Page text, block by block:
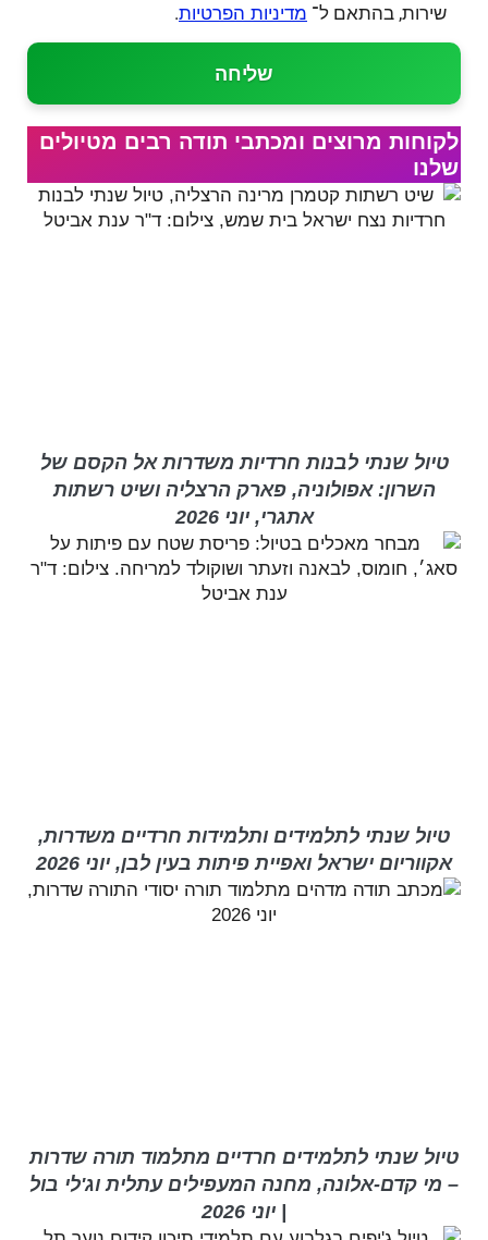
שירות, בהתאם ל־ מדיניות הפרטיות.
שליחה
לקוחות מרוצים ומכתבי תודה רבים מטיולים
שלנו
טיול שנתי לבנות חרדיות משדרות אל הקסם של
השרון: אפולוניה, פארק הרצליה ושיט רשתות
אתגרי, יוני 2026
טיול שנתי לתלמידים ותלמידות חרדיים משדרות,
אקווריום ישראל ואפיית פיתות בעין לבן, יוני 2026
טיול שנתי לתלמידים חרדיים מתלמוד תורה שדרות
– מי קדם-אלונה, מחנה המעפילים עתלית וג'לי בול
| יוני 2026